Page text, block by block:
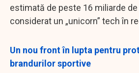
estimată de peste 16 miliarde de
considerat un „unicorn” tech în
Un nou front în lupta pentru
brandurilor sportive